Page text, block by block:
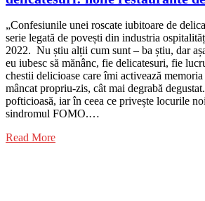
„Confesiunile unei roscate iubitoare de
serie legată de povești din industria
2022. Nu știu alții cum sunt – ba știu, dar
eu iubesc să mănânc, fie delicatesuri, fie
chestii delicioase care îmi activează
mâncat propriu-zis, cât mai degrabă
pofticioasă, iar în ceea ce privește locurile
sindromul FOMO.…
Read More